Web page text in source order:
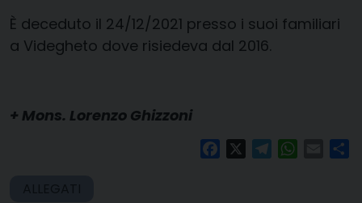
È deceduto il 24/12/2021 presso i suoi familiari
a Videgheto dove risiedeva dal 2016.
+ Mons. Lorenzo Ghizzoni
FacebookTelegram Email